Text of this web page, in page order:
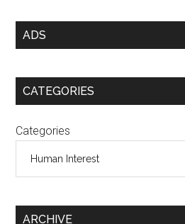
ADS
CATEGORIES
Categories
ARCHIVE